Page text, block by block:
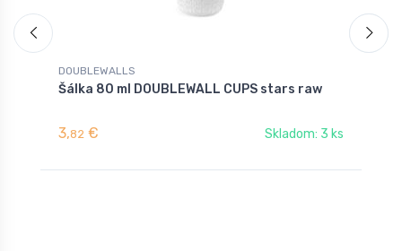
DOUBLEWALLS
Šálka 80 ml DOUBLEWALL CUPS stars raw
3,82 € Skladom: 3 ks